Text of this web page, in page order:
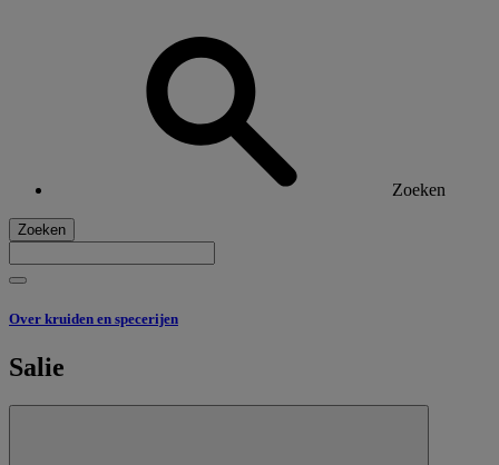
Zoeken
Zoeken
Over kruiden en specerijen
Salie